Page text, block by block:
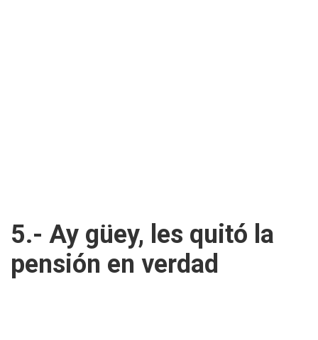
5.- Ay güey, les quitó la
pensión en verdad